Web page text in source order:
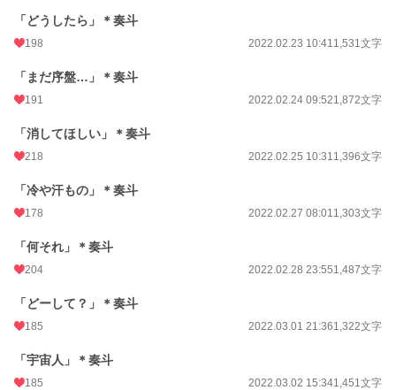
「どうしたら」＊奏斗
198 2022.02.23 10:411,531文字
「まだ序盤…」＊奏斗
191 2022.02.24 09:521,872文字
「消してほしい」＊奏斗
218 2022.02.25 10:311,396文字
「冷や汗もの」＊奏斗
178 2022.02.27 08:011,303文字
「何それ」＊奏斗
204 2022.02.28 23:551,487文字
「どーして？」＊奏斗
185 2022.03.01 21:361,322文字
「宇宙人」＊奏斗
185 2022.03.02 15:341,451文字